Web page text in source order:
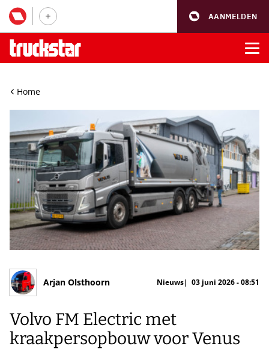
AANMELDEN
Home
Arjan Olsthoorn Nieuws 03 juni 2026 - 08:51
Volvo FM Electric met
kraakpersopbouw voor Venus